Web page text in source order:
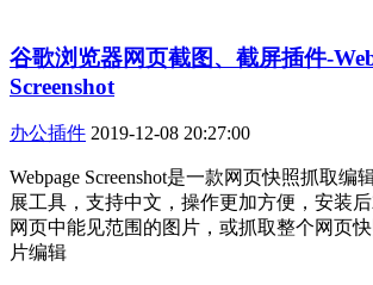
谷歌浏览器网页截图、截屏插件-
Screenshot
办公插件 2019-12-08 20:27:00
Webpage Screenshot是一款网页快照抓取编
展工具，支持中文，操作更加方便，安装
网页中能见范围的图片，或抓取整个网页
片编辑